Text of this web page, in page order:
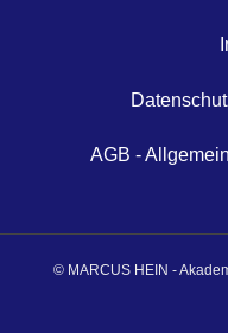
AGB -
© MARCUS HEIN -